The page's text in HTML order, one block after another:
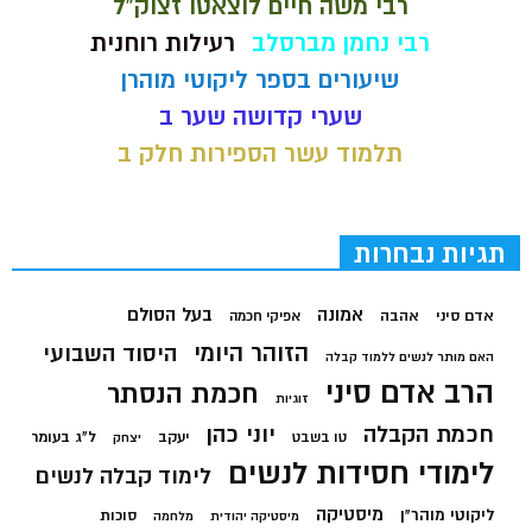
רבי משה חיים לוצאטו זצוק"ל
רבי נחמן מברסלב
רעילות רוחנית
שיעורים בספר ליקוטי מוהרן
שערי קדושה שער ב
תלמוד עשר הספירות חלק ב
תגיות נבחרות
אדם סיני אהבה אמונה אפיקי חכמה בעל הסולם
האם מותר לנשים ללמוד קבלה הזוהר היומי היסוד השבועי
הרב אדם סיני זוגיות חכמת הנסתר
חכמת הקבלה טו בשבט יוני כהן יעקב יצחק ל"ג בעומר
לימודי חסידות לנשים לימוד קבלה לנשים
ליקוטי מוהר"ן מיסטיקה מיסטיקה יהודית מלחמה סוכות